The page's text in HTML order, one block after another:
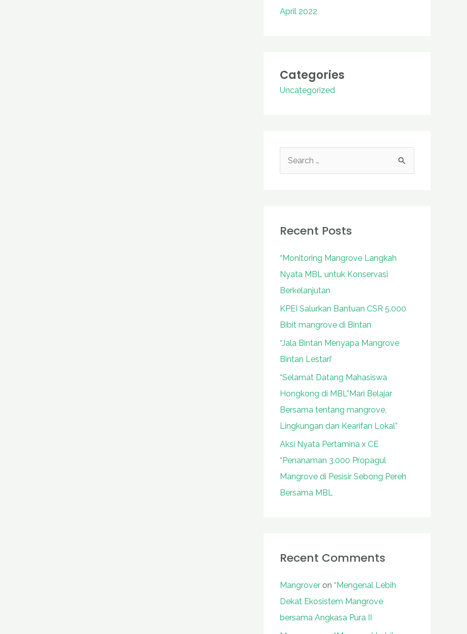
April 2022
Categories
Uncategorized
c
o
r
Recent Posts
“Monitoring Mangrove Langkah
Nyata MBL untuk Konservasi
Berkelanjutan
KPEI Salurkan Bantuan CSR 5.000
Bibit mangrove di Bintan
“Jala Bintan Menyapa Mangrove
Bintan Lestari’
“Selamat Datang Mahasiswa
Hongkong di MBL”Mari Belajar
Bersama tentang mangrove,
Lingkungan dan Kearifan Lokal”
Aksi Nyata Pertamina x CE
“Penanaman 3.000 Propagul
Mangrove di Pesisir Sebong Pereh
Bersama MBL
Recent Comments
Mangrover on “Mengenal Lebih
Dekat Ekosistem Mangrove
bersama Angkasa Pura II